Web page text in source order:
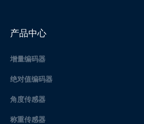
产品中心
增量编码器
绝对值编码器
角度传感器
称重传感器